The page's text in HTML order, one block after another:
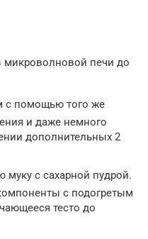
микроволновой печи до
с помощью того же
и даже немного
дополнительных 2
с сахарной пудрой.
с подогретым
тесто до